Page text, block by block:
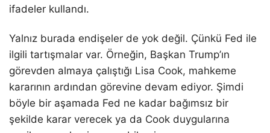
ifadeler kullandı.
Yalnız burada endişeler de yok değil. Çünkü Fed ile
ilgili tartışmalar var. Örneğin, Başkan Trump’ın
görevden almaya çalıştığı Lisa Cook, mahkeme
kararının ardından görevine devam ediyor. Şimdi
böyle bir aşamada Fed ne kadar bağımsız bir
şekilde karar verecek ya da Cook duygularına